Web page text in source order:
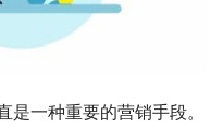
一种重要的营销手段。